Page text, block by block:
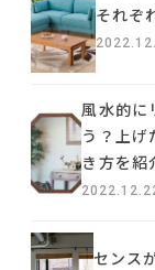
それぞ
風水的に
う？上げ
き方を紹
センス